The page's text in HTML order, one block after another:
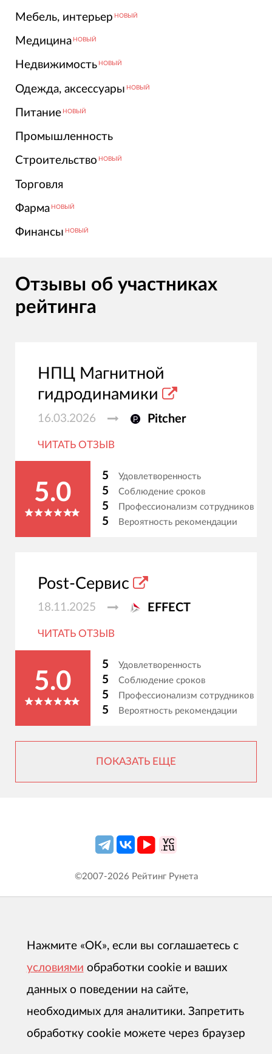
Мебель, интерьер НОВЫЙ
Медицина НОВЫЙ
Недвижимость НОВЫЙ
Одежда, аксессуары НОВЫЙ
Питание НОВЫЙ
Промышленность
Строительство НОВЫЙ
Торговля
Фарма НОВЫЙ
Финансы НОВЫЙ
Отзывы об участниках
рейтинга
НПЦ Магнитной
гидродинамики
16.03.2026 Pitcher
ЧИТАТЬ ОТЗЫВ
5.0
5 Удовлетворенность
5 Соблюдение сроков
5 Профессионализм сотрудников
5 Вероятность рекомендации
Post-Сервис
18.11.2025 EFFECT
ЧИТАТЬ ОТЗЫВ
5.0
5 Удовлетворенность
5 Соблюдение сроков
5 Профессионализм сотрудников
5 Вероятность рекомендации
ПОКАЗАТЬ ЕЩЕ
©2007-2026 Рейтинг Рунета
Нажмите «ОК», если вы соглашаетесь с
условиями обработки cookie и ваших
данных о поведении на сайте,
необходимых для аналитики. Запретить
обработку cookie можете через браузер